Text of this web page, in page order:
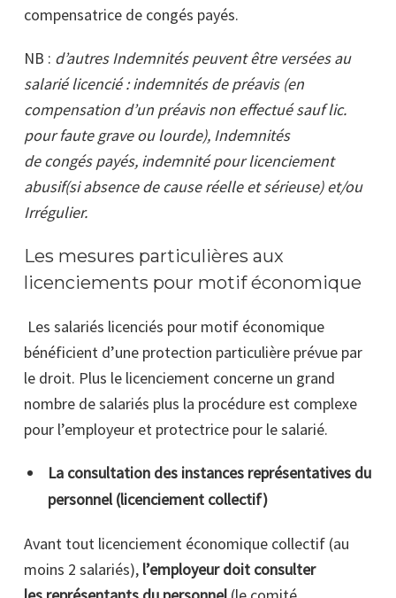
compensatrice de congés payés.
NB : d’autres Indemnités peuvent être versées au
salarié licencié : indemnités de préavis (en
compensation d’un préavis non effectué sauf lic.
pour faute grave ou lourde), Indemnités
de congés payés, indemnité pour licenciement
abusif(si absence de cause réelle et sérieuse) et/ou
Irrégulier.
Les mesures particulières aux
licenciements pour motif économique
Les salariés licenciés pour motif économique
bénéficient d’une protection particulière prévue par
le droit. Plus le licenciement concerne un grand
nombre de salariés plus la procédure est complexe
pour l’employeur et protectrice pour le salarié.
La consultation des instances représentatives du
personnel (licenciement collectif)
Avant tout licenciement économique collectif (au
moins 2 salariés), l’employeur doit consulter